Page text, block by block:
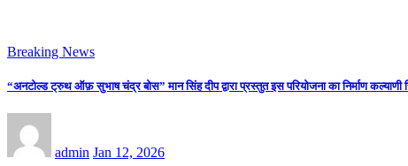
Breaking News
“अनटोल्ड ट्रुथ ऑफ़ सुभाष चंद्र बोस” मान सिंह दीप द्वारा प्रस्तुत इस परियोजना का निर्माण
admin Jan 12, 2026